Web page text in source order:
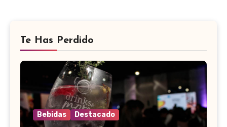
Te Has Perdido
Bebidas Destacado